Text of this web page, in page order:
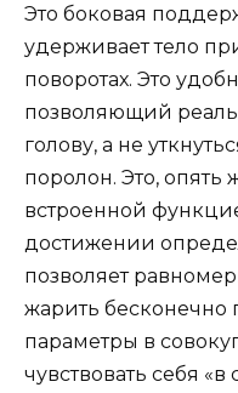
Это боковая
удерживает тело
поворотах. Это
позволяющий
голову, а не
поролон. Это, опять
встроенной
достижении
позволяет
жарить бесконечно
параметры в
чувствовать себя «в